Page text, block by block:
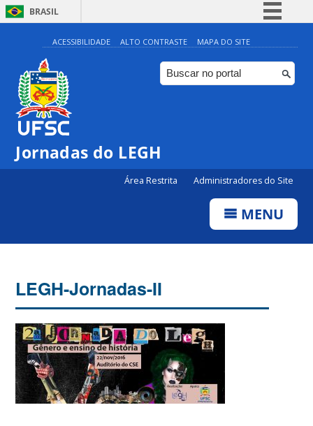
BRASIL
Simplifique!
Comunica BR
Participe
ACESSIBILIDADE ALTO CONTRASTE MAPA DO SITE
Jornadas do LEGH
Área Restrita Administradores do Site
MENU
LEGH-Jornadas-II